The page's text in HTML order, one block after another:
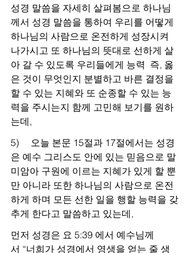
성경 말씀을 자세히 살펴봄으로 하나님
께서 성경 말씀을 통하여 우리를 어떻게
하나님의 사람으로 온전하게 성장시켜
나가시고 또 하나님의 뜻대로 선하게 살
아 갈 수 있도록 우리들에게 능력  즉, 옳
은 것이 무엇인지 분별하고 바른 결정을
할 수 있는 지혜와 또 순종할 수 있는 능
력을 주시는지 함께 고민해 보기를 원하
는데,
5)     오늘 본문 15절과 17절에서는 성경
은 예수 그리스도 안에 있는 믿음으로 말
미암아 구원에 이르는 지혜가 있게 할 뿐
만 아니라 또한 하나님의 사람으로 온전
하게 하며 모든 선한 일을 행할 능력을 갖
추게 한다고 말씀하고 있는데,
먼저 성경은 요 5:39 에서 예수님께
서 “너희가 성경에서 영생을 얻는 줄 생